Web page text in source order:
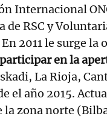
Internacional
de RSC y
2011 le surge
en la
La Rioja,
el año 2015.
la zona norte